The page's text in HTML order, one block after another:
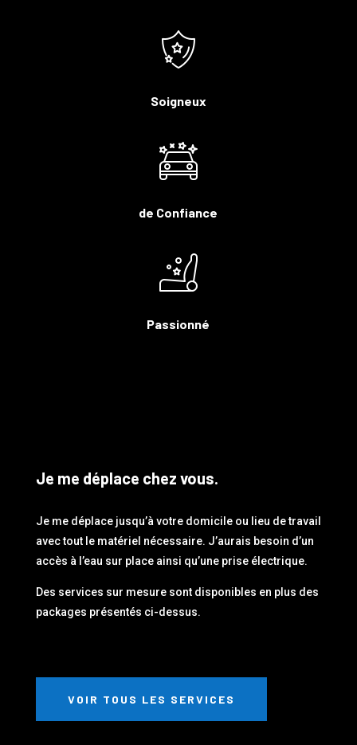
Soigneux
de Confiance
Passionné
Je me déplace chez vous.
Je me déplace jusqu’à votre domicile ou lieu de travail
avec tout le matériel nécessaire. J’aurais besoin d’un
accès à l’eau sur place ainsi qu’une prise électrique.
Des services sur mesure sont disponibles en plus des
packages présentés ci-dessus.
VOIR TOUS LES SERVICES